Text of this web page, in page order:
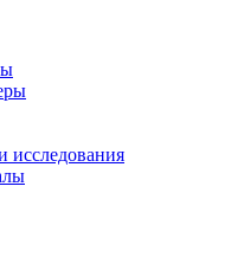
исследования